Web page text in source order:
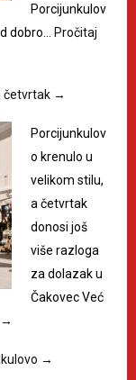
Porcijunkulov
dobro… Pročitaj
četvrtak →
Porcijunkulov
o krenulo u
velikom stilu,
a četvrtak
donosi još
više razloga
za dolazak u
Čakovec Već
→
→